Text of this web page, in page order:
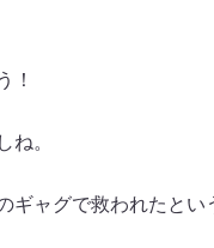
！
。
ャグで救われたとい